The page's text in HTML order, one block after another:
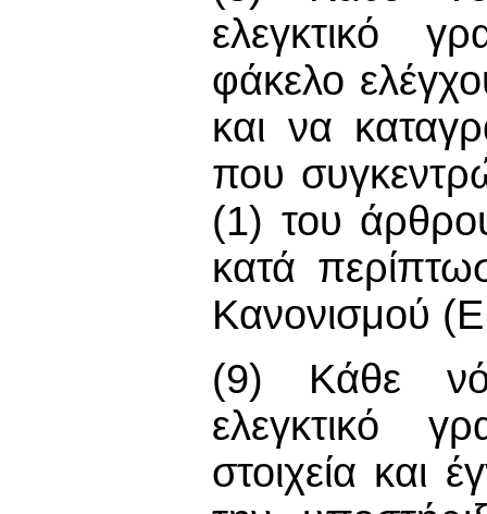
ελεγκτικό
φάκελο
και να
που
(1) του
κατά
Κανονισμού
(9) Κάθε
ελεγκτικό
στοιχεία και